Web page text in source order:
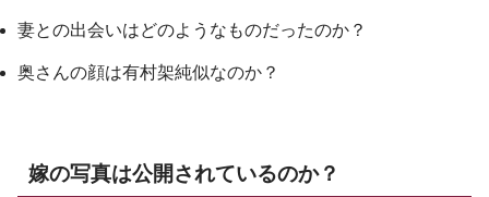
妻との出会いはどのようなものだったのか？
奥さんの顔は有村架純似なのか？
嫁の写真は公開されているのか？